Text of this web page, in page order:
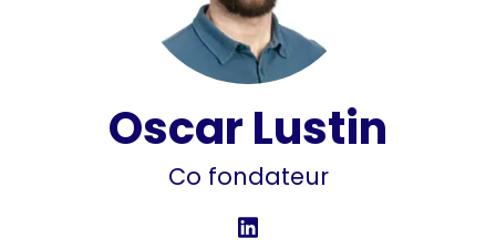
Oscar Lustin
Co fondateur